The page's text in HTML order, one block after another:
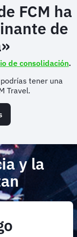
FCM ha
de
de consolidación.
tener una
Travel.
y la